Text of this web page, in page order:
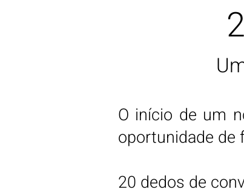
O início de um
oportunidade de
20 dedos de